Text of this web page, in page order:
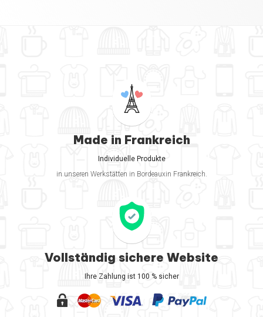
Made in Frankreich
Individuelle Produkte
in unseren Werkstätten in Bordeauxin Frankreich.
Vollständig sichere Website
Ihre Zahlung ist 100 % sicher